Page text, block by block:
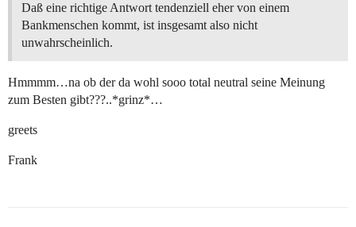
Daß eine richtige Antwort tendenziell eher von einem
Bankmenschen kommt, ist insgesamt also nicht
unwahrscheinlich.
Hmmmm…na ob der da wohl sooo total neutral seine Meinung
zum Besten gibt???..*grinz*…
greets
Frank